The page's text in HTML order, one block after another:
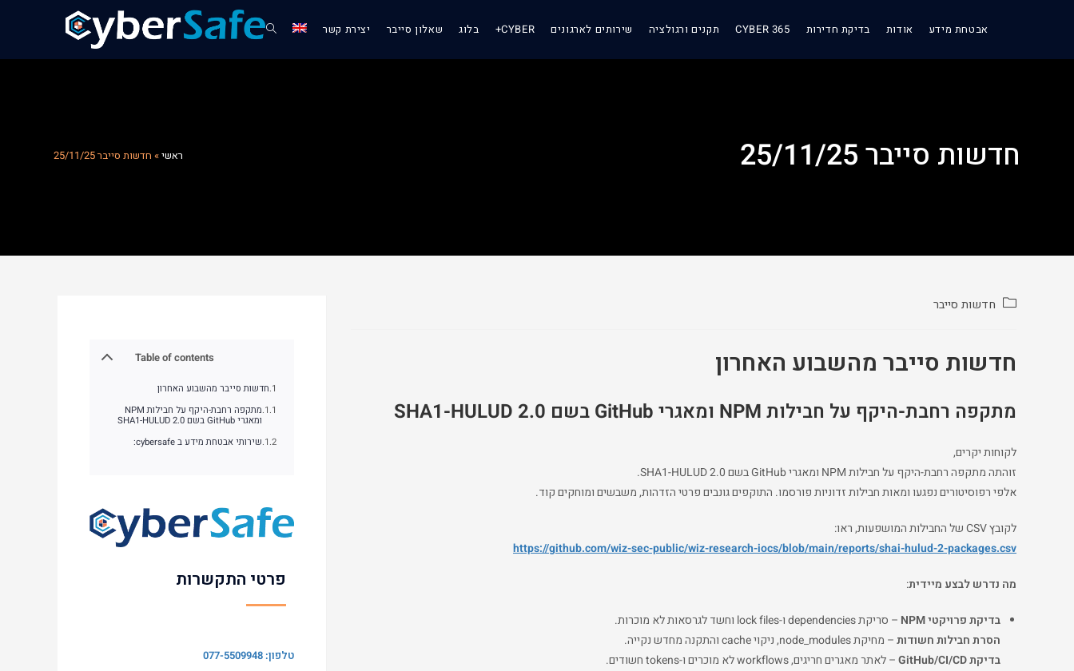
אבטחת מידע אודות בדיקת חדירות CYBER 365 תקנים ורגולציה שירותים לארגונים CYBER+ בלוג שאלון סייבר יצירת קשר
חדשות סייבר 25/11/25 ראשי» חדשות סייבר 25/11/25
חדשות סייבר
חדשות סייבר מהשבוע האחרון
מתקפה רחבת-היקף על חבילות NPM ומאגרי GitHub בשם SHA1-HULUD 2.0
לקוחות יקרים,
זוהתה מתקפה רחבת-היקף על חבילות NPM ומאגרי GitHub בשם SHA1-HULUD 2.0.
אלפי רפוסיטורים נפגעו ומאות חבילות זדוניות פורסמו. התוקפים גונבים פרטי הזדהות, משבשים ומוחקים קוד.
לקובץ CSV של החבילות המושפעות, ראו:
https://github.com/wiz-sec-public/wiz-research-iocs/blob/main/reports/shai-hulud-2-packages.csv
מה נדרש לבצע מיידית:
בדיקת פרויקטי NPM
– סריקת dependencies ו-lock files וחשד לגרסאות לא מוכרות.
הסרת חבילות חשודות– מחיקת node_modules, ניקוי cache והתקנה מחדש נקייה.
בדיקת GitHub/CI/CD
– לאתר מאגרים חריגים, workflows לא מוכרים ו-tokens חשודים.
Table of contents
חדשות סייבר מהשבוע האחרון
מתקפה רחבת-היקף על חבילות NPM
ומאגרי GitHub בשם SHA1-HULUD 2.0
שירותי אבטחת מידע ב cybersafe:
פרטי התקשרות
טלפון: 077-5509948